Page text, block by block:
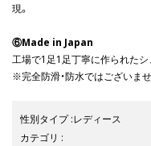
現。
⑥Made in Japan
工場で1足1足丁寧に作られたシ
※完全防滑・防水ではございま
性別タイプ:レディース
カテゴリ :